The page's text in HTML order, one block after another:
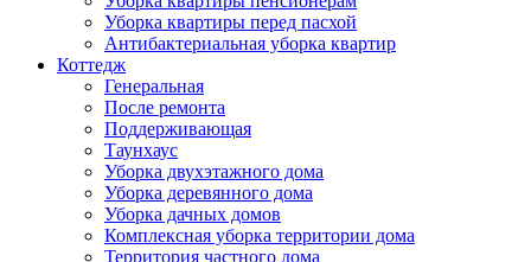
Уборка квартиры перед пасхой
Антибактериальная уборка квартир
Коттедж
Генеральная
После ремонта
Поддерживающая
Таунхаус
Уборка двухэтажного дома
Уборка деревянного дома
Уборка дачных домов
Комплексная уборка территории дома
Территория частного дома